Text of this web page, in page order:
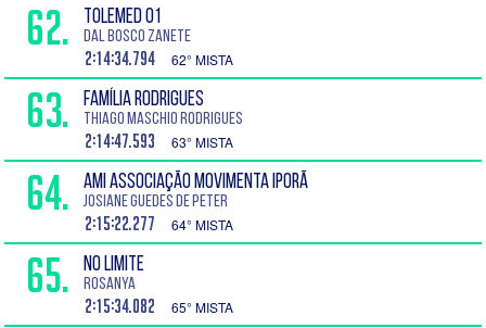
62. TOLEMED 01
Dal Bosco Zanete
2:14:34.794 62° MISTA
63. FAMÍLIA RODRIGUES
Thiago Maschio Rodrigues
2:14:47.593 63° MISTA
64. AMI ASSOCIAÇÃO MOVIMENTA IPORÃ
Josiane Guedes de Peter
2:15:22.277 64° MISTA
65. NO LIMITE
Rosanya
2:15:34.082 65° MISTA